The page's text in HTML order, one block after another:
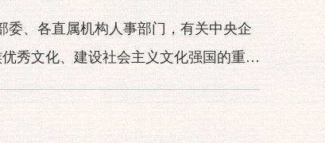
、各直属机构人事部门，有关中央企
秀文化、建设社会主义文化强国的重要